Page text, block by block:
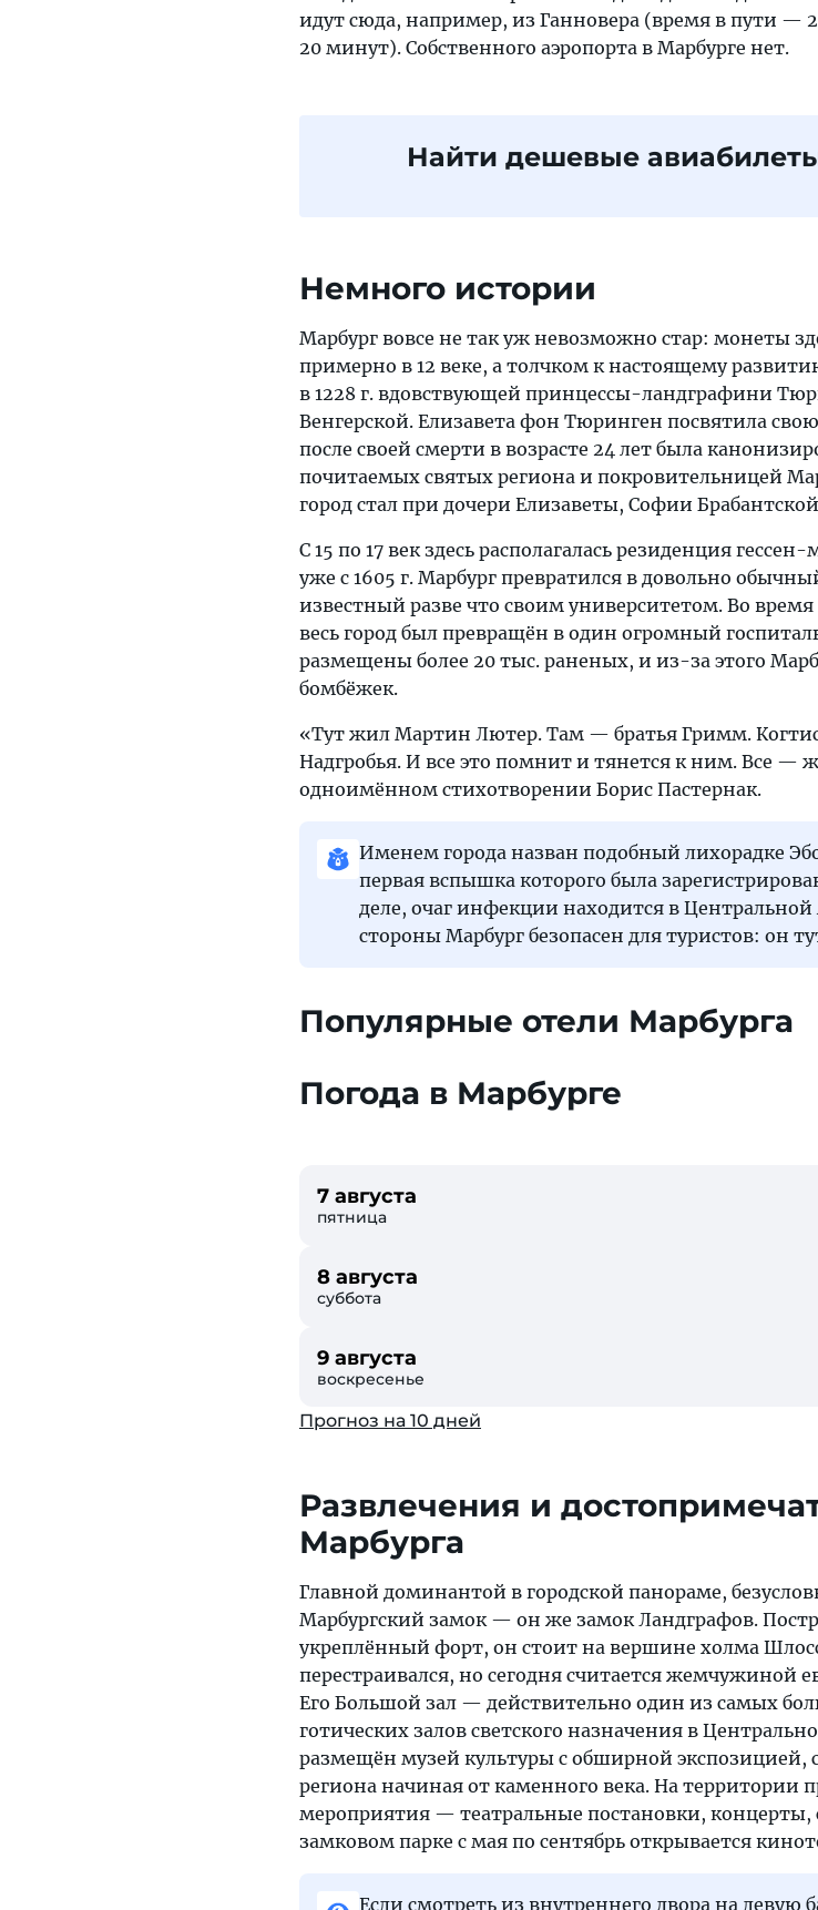
идут сюда, например, из Ганновера (время в пути — 2
20 минут). Собственного аэропорта в Марбурге нет.
Найти дешевые
Немного истории
Марбург вовсе не так уж невозможно стар: монеты
примерно в 12 веке, а толчком к настоящему
в 1228 г. вдовствующей принцессы-ландграфини
Венгерской. Елизавета фон Тюринген посвятила
после своей смерти в возрасте 24 лет была
почитаемых святых региона и покровительницей
город стал при дочери Елизаветы, Софии
С 15 по 17 век здесь располагалась резиденция
уже с 1605 г. Марбург превратился в довольно
известный разве что своим университетом. Во
весь город был превращён в один огромный
размещены более 20 тыс. раненых, и из-за этого
бомбёжек.
«Тут жил Мартин Лютер. Там — братья Гримм.
Надгробья. И все это помнит и тянется к ним. Все —
одноимённом стихотворении Борис Пастернак.
Именем города назван подобный лихорадке
первая вспышка которого была
деле, очаг инфекции находится в Центральной
стороны Марбург безопасен для туристов: он
Популярные отели Марбурга
Погода в Марбурге
7 августа
пятница
8 августа
суббота
9 августа
воскресенье
Прогноз на 10 дней
Развлечения и
Марбурга
Главной доминантой в городской панораме,
Марбургский замок — он же замок Ландграфов.
укреплённый форт, он стоит на вершине холма
перестраивался, но сегодня считается жемчужиной
Его Большой зал — действительно один из самых
готических залов светского назначения в
размещён музей культуры с обширной экспозицией,
региона начиная от каменного века. На территории
мероприятия — театральные постановки, концерты,
замковом парке с мая по сентябрь открывается
Если смотреть из внутреннего двора на левую